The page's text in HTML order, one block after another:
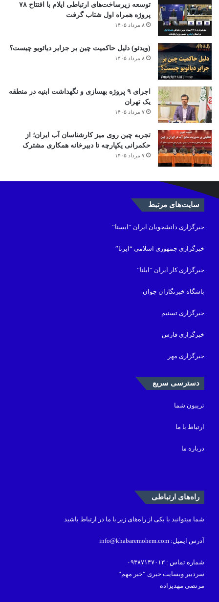
توسعه زیرساخت‌های ارتباطی ایلام با افتتاح ۷۸
پروژه همراه اول شتاب گرفت
۸ مرداد ۱۴۰۵
(ویدئو) دلیل حاکمیت چین بر جزایر دیائویو چیست؟
۸ مرداد ۱۴۰۵
اجرای ۹ پروژه بهسازی و نگهداشت ابنیه در منطقه
یک تهران
۷ مرداد ۱۴۰۵
تجربه چین روی میز کارشناسان آب ایران؛ از
حکمرانی یکپارچه تا دبیرخانه همکاری مشترک
۷ مرداد ۱۴۰۵
سایت‌های مرتبط
خبرگزاری دانشجویان ایران “ایسنا”
خبرگزاری جمهوری اسلامی “ایرنا”
خبرگزاری کار ایران “ایلنا”
باشگاه خبرنگاران جوان
خبرگزاری تسنیم
خبرگزاری فارس
خبرگزاری مهر
دسترسی سریع
تریبون شما
ارتباط با ما
درباره ما
راه‌های ارتباطی
شما میتوانید با یکی از راه‌های زیر با ما در ارتباط باشید
آدرس ایمیل: info@khabaremohem.com
شماره تماس : ۰۹۳۸۷۱۴۷۰۱۳
سردبیر وبسایت خبری “خبر مهم”
مرتضی مهدیزاده